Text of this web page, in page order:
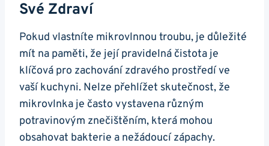
Své Zdraví
Pokud​ vlastníte mikrovlnnou troubu, je důležité
mít ⁤na paměti, že její⁤ pravidelná čistota je
klíčová pro zachování zdravého prostředí ve
vaší‍ kuchyni. ⁣Nelze přehlížet skutečnost, že
mikrovlnka ​je ​často vystavena ​různým
potravinovým ‍znečištěním, která ‌mohou
obsahovat bakterie ‌a nežádoucí⁢ zápachy.